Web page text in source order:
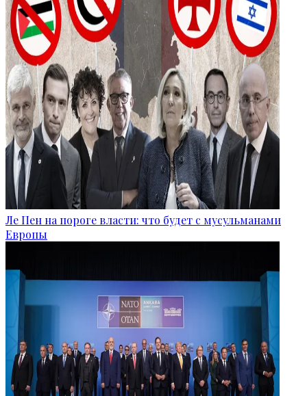
Ле Пен на пороге власти: что будет с мусульманами
Европы